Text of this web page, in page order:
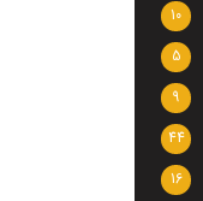
10
5
9
44
16